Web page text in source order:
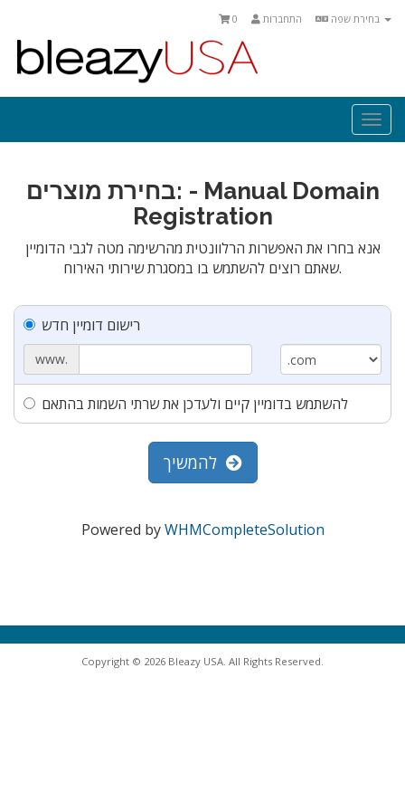
התחברות 0
בחירת מוצרים: - Manual Domain
Registration
אנא בחרו את האפשרות הרלוונטית מהרשימה מטה לגבי הדומיין
שאתם רוצים להשתמש בו במסגרת שירותי האירוח.
רישום דומיין חדש
www.
להשתמש בדומיין קיים ולעדכן את שרתי השמות בהתאם
להמשיך
Powered byWHMCompleteSolution
Copyright © 2026 Bleazy USA. All Rights Reserved.